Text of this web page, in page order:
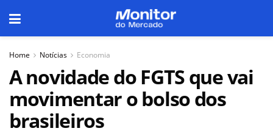
Home Notícias Economia
A novidade do FGTS que vai
movimentar o bolso dos
brasileiros